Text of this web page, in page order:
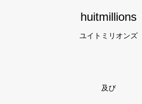
huitmillions
ユイトミリオンズ
及び